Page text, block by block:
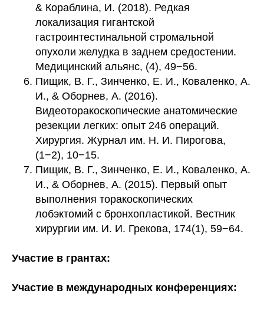
& Кораблина, И. (2018). Редкая
локализация гигантской
гастроинтестинальной стромальной
опухоли желудка в заднем средостении.
Медицинский альянс, (4), 49−56.
Пищик, В. Г., Зинченко, Е. И., Коваленко, А.
И., & Оборнев, А. (2016).
Видеоторакоскопические анатомические
резекции легких: опыт 246 операций.
Хирургия. Журнал им. Н. И. Пирогова,
(1−2), 10−15.
Пищик, В. Г., Зинченко, Е. И., Коваленко, А.
И., & Оборнев, А. (2015). Первый опыт
выполнения торакоскопических
лобэктомий с бронхопластикой. Вестник
хирургии им. И. И. Грекова, 174(1), 59−64.
Участие в грантах:
Участие в международных конференциях: